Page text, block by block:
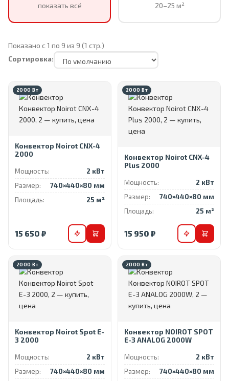
показать всё 20–25 м²
Показано с 1 по 9 из 9 (1 стр.)
Сортировка:
2000 Вт
Конвектор Noirot CNX-4
2000
Мощность:
2 кВт
Размер:
740×440×80 мм
Площадь:
25 м²
15 650 ₽
2000 Вт
Конвектор Noirot CNX-4
Plus 2000
Мощность:
2 кВт
Размер:
740×440×80 мм
Площадь:
25 м²
15 950 ₽
2000 Вт
Конвектор Noirot Spot E-
3 2000
Мощность:
2 кВт
Размер:
740×440×80 мм
2000 Вт
Конвектор NOIROT SPOT
E-3 ANALOG 2000W
Мощность:
2 кВт
Размер:
740×440×80 мм